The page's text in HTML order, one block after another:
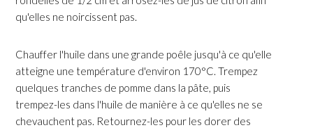
qu'elles ne noircissent pas.
Chauffer l'huile dans une grande poêle jusqu'à ce qu'elle
atteigne une température d'environ 170°C. Trempez
quelques tranches de pomme dans la pâte, puis
trempez-les dans l'huile de manière à ce qu'elles ne se
chevauchent pas. Retournez-les pour les dorer des